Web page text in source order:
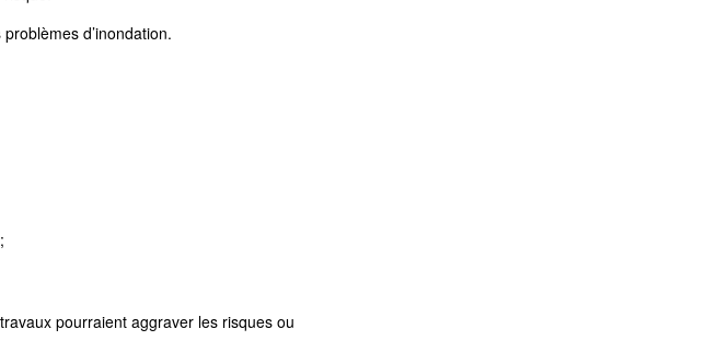
d’inondation.
pourraient aggraver les risques ou